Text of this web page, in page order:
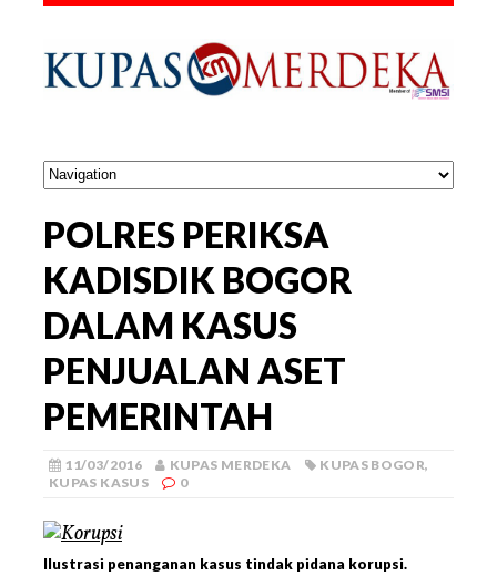
POLRES PERIKSA
KADISDIK BOGOR
DALAM KASUS
PENJUALAN ASET
PEMERINTAH
11/03/2016 KUPAS MERDEKA KUPAS BOGOR,
KUPAS KASUS
0
Ilustrasi penanganan kasus tindak pidana korupsi.